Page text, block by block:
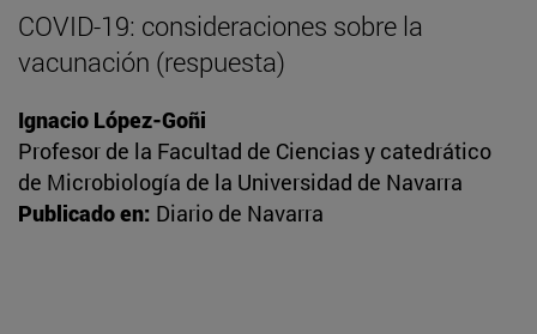
COVID-19: consideraciones sobre la
vacunación (respuesta)
Ignacio López-Goñi
Profesor de la Facultad de Ciencias y catedrático
de Microbiología de la Universidad de Navarra
Publicado en: Diario de Navarra